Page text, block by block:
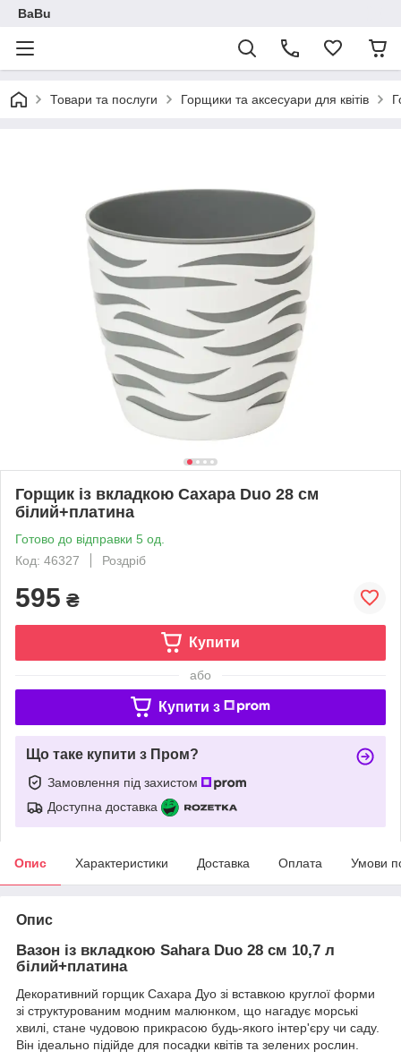
BaBu
Товари та послуги Горщики та аксесуари для квітів
Горщик із вкладкою Сахара Duo 28 см
білий+платина
Готово до відправки 5 од.
Код: 46327
Роздріб
595 ₴
Купити
або
Купити з
Що таке купити з Пром?
Замовлення під захистом
Доступна доставка
Опис Характеристики Доставка Оплата Умови
Опис
Вазон із вкладкою Sahara Duo 28 см 10,7 л
білий+платина
Декоративний горщик Сахара Дуо зі вставкою круглої форми
зі структурованим модним малюнком, що нагадує морські
хвилі, стане чудовою прикрасою будь-якого інтер'єру чи саду.
Він ідеально підійде для посадки квітів та зелених рослин.